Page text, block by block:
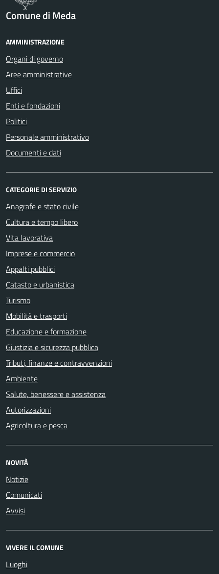
Comune di Meda
AMMINISTRAZIONE
Organi di governo
Aree amministrative
Uffici
Enti e fondazioni
Politici
Personale amministrativo
Documenti e dati
CATEGORIE DI SERVIZIO
Anagrafe e stato civile
Cultura e tempo libero
Vita lavorativa
Imprese e commercio
Appalti pubblici
Catasto e urbanistica
Turismo
Mobilità e trasporti
Educazione e formazione
Giustizia e sicurezza pubblica
Tributi, finanze e contravvenzioni
Ambiente
Salute, benessere e assistenza
Autorizzazioni
Agricoltura e pesca
NOVITÀ
Notizie
Comunicati
Avvisi
VIVERE IL COMUNE
Luoghi